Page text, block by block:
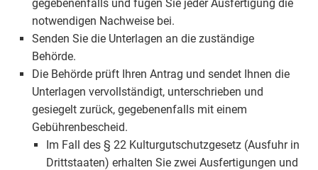
gegebenenfalls und fügen Sie jeder Ausfertigung die
notwendigen Nachweise bei.
Senden Sie die Unterlagen an die zuständige
Behörde.
Die Behörde prüft Ihren Antrag und sendet Ihnen die
Unterlagen vervollständigt, unterschrieben und
gesiegelt zurück, gegebenenfalls mit einem
Gebührenbescheid.
Im Fall des § 22 Kulturgutschutzgesetz (Ausfuhr in
Drittstaaten) erhalten Sie zwei Ausfertigungen und